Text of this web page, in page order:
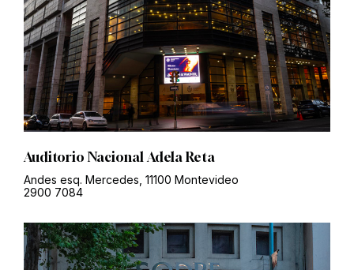
Auditorio Nacional Adela Reta
Andes esq. Mercedes, 11100 Montevideo
2900 7084